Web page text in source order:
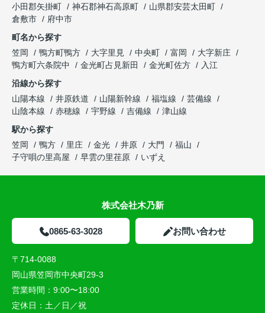
小田郡矢掛町
神石郡神石高原町
山県郡安芸太田町
倉敷市
府中市
町名から探す
笠岡
鴨方町鴨方 大字里見 中央町 富岡
大字新庄
鴨方町六条院中
金光町占見新田 金光町佐方
入江
沿線から探す
山陽本線
井原鉄道 山陽新幹線 福塩線
芸備線
山陰本線
赤穂線 宇野線 吉備線
津山線
駅から探す
笠岡
鴨方 里庄 金光 井原 大門
福山
子守唄の里高屋
早雲の里荏原 いずえ
株式会社木乃新
0865-63-3028 お問い合わせ
〒714-0088
岡山県笠岡市中央町29-3
営業時間： 9:00〜18:00
定休日： 土／日／祝